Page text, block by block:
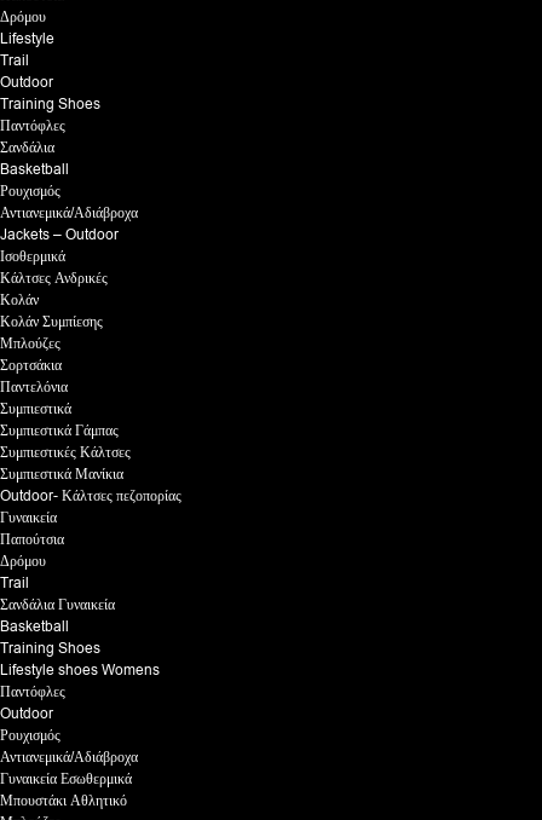
Δρόμου
Lifestyle
Trail
Outdoor
Training Shoes
Παντόφλες
Σανδάλια
Basketball
Ρουχισμός
Αντιανεμικά/Αδιάβροχα
Jackets – Outdoor
Ισοθερμικά
Κάλτσες Ανδρικές
Κολάν
Κολάν Συμπίεσης
Μπλούζες
Σορτσάκια
Παντελόνια
Συμπιεστικά
Συμπιεστικά Γάμπας
Συμπιεστικές Κάλτσες
Συμπιεστικά Μανίκια
Outdoor- Κάλτσες πεζοπορίας
Γυναικεία
Παπούτσια
Δρόμου
Trail
Σανδάλια Γυναικεία
Basketball
Training Shoes
Lifestyle shoes Womens
Παντόφλες
Outdoor
Ρουχισμός
Αντιανεμικά/Αδιάβροχα
Γυναικεία Εσωθερμικά
Μπουστάκι Αθλητικό